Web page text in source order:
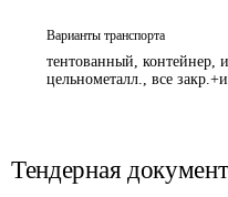
Варианты транспорта
тентованный, контейнер,
цельнометалл., все
Тендерная